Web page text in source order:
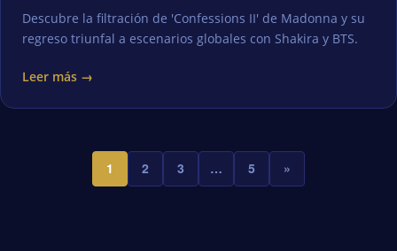
Descubre la filtración de 'Confessions II' de Madonna y su
regreso triunfal a escenarios globales con Shakira y BTS.
Leer más →
1 2 3 … 5 »